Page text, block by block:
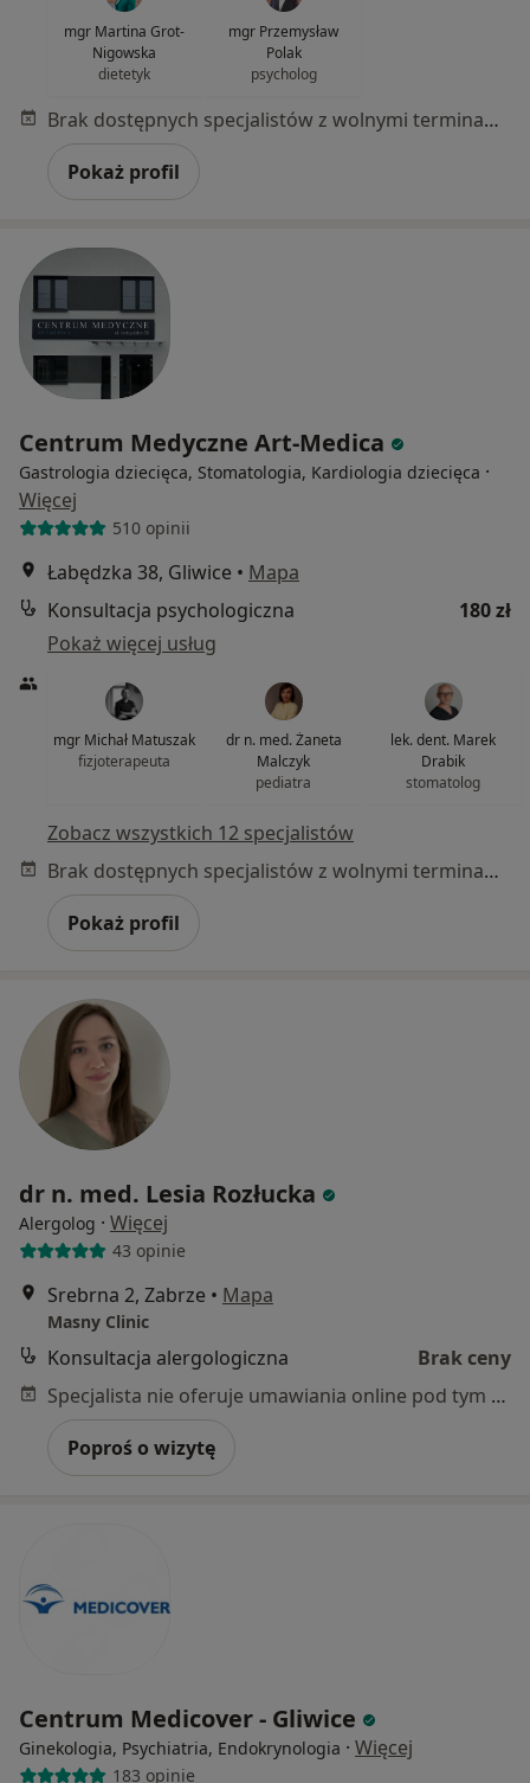
mgr Martina Grot-
Nigowska
dietetyk
mgr Przemysław
Polak
psycholog
Brak dostępnych specjalistów z wolnymi terminami w tym centrum medycznym.
Pokaż profil
Centrum Medyczne Art-Medica
Gastrologia dziecięca, Stomatologia, Kardiologia dziecięca ·
Więcej
510 opinii
Łabędzka 38, Gliwice • Mapa
Konsultacja psychologiczna
180 zł
Pokaż więcej usług
mgr Michał Matuszak
fizjoterapeuta
dr n. med. Żaneta
Malczyk
pediatra
lek. dent. Marek
Drabik
stomatolog
Zobacz wszystkich 12 specjalistów
Brak dostępnych specjalistów z wolnymi terminami w tym centrum medycznym.
Pokaż profil
dr n. med. Lesia Rozłucka
Alergolog · Więcej
43 opinie
Srebrna 2, Zabrze • Mapa
Masny Clinic
Konsultacja alergologiczna
Brak ceny
Specjalista nie oferuje umawiania online pod tym adresem.
Poproś o wizytę
Centrum Medicover - Gliwice
Ginekologia, Psychiatria, Endokrynologia · Więcej
183 opinie